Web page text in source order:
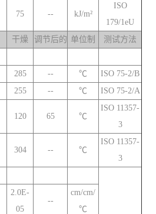
75 -- kJ/m²
ISO
179/1eU
干燥 调节后的 单位制
测试方法
285 -- ℃
ISO 75-2/B
255 -- ℃ ISO 75-2/A
120 65 ℃
ISO 11357-
3
304 -- ℃
ISO 11357-
3
2.0E-
05
--
cm/cm/
℃